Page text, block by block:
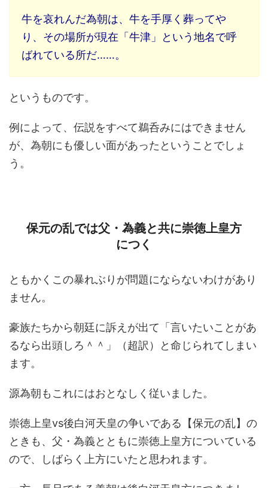
牛を哀れんだ為朝は、牛を手厚く葬ってや
り、その場所が現在「牛津」という地名で呼
ばれている所だ……。
というものです。
例によって、伝説をすべて鵜呑みにはできません
が、為朝にも優しい面があったということでしょ
う。
保元の乱では父・為義と共に崇徳上皇方
につく
ともかくこの暴れぶりが問題にならないわけがあり
ません。
豪族たちから朝廷に訴えが出て「言いたいことがあ
るなら出頭しろ＾＾」（超訳）と命じられてしまい
ます。
源為朝もこれにはおとなしく従いました。
崇徳上皇vs後白河天皇の争いである【保元の乱】の
ときも、父・為義とともに崇徳上皇方についている
ので、しばらく上方にいたと思われます。